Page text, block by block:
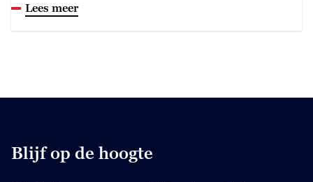
Lees meer
Blijf op de hoogte